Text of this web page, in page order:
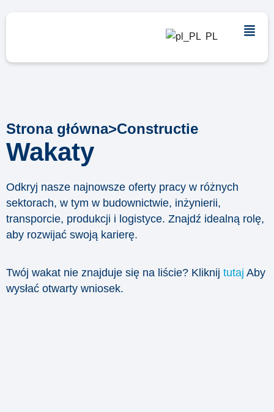
PL
Strona główna>Constructie
Wakaty
Odkryj nasze najnowsze oferty pracy w różnych
sektorach, w tym w budownictwie, inżynierii,
transporcie, produkcji i logistyce. Znajdź idealną rolę,
aby rozwijać swoją karierę.
Twój wakat nie znajduje się na liście? Kliknij tutaj Aby
wysłać otwarty wniosek.